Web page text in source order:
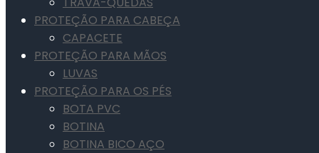
PROTEÇÃO PARA CABEÇA
CAPACETE
PROTEÇÃO PARA MÃOS
LUVAS
PROTEÇÃO PARA OS PÉS
BOTA PVC
BOTINA
BOTINA BICO AÇO